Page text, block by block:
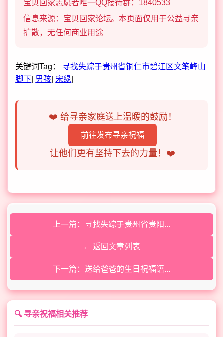
宝贝回家志愿者唯一QQ接待群：1840533
信息来源：宝贝回家论坛。本页面仅用于公益寻亲
扩散，无任何商业用途
关键词Tag：
寻找失踪于贵州省铜仁市碧江区文笔峰山
脚下 男孩 宋缘
❤️ 给寻亲家庭送上温暖的鼓励！
前往发布寻亲祝福
让他们更有坚持下去的力量！❤️
上一篇：寻找失踪于贵州省贵阳...
← 返回文章列表
下一篇：送给爸爸的生日祝福语...
🔍 寻亲祝福相关推荐